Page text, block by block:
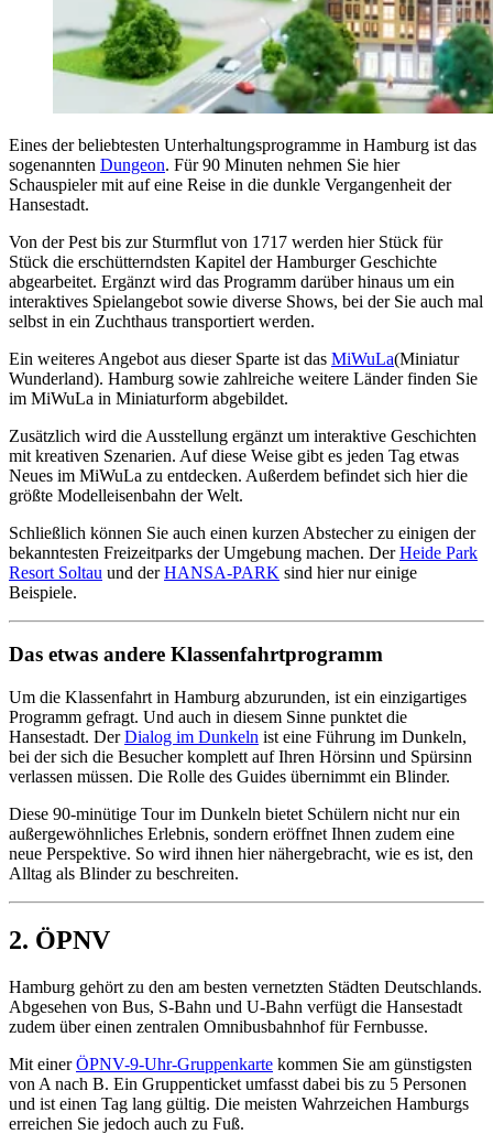
Eines der beliebtesten Unterhaltungsprogramme in Hamburg ist das
sogenannten Dungeon. Für 90 Minuten nehmen Sie hier
Schauspieler mit auf eine Reise in die dunkle Vergangenheit der
Hansestadt.
Von der Pest bis zur Sturmflut von 1717 werden hier Stück für
Stück die erschütterndsten Kapitel der Hamburger Geschichte
abgearbeitet. Ergänzt wird das Programm darüber hinaus um ein
interaktives Spielangebot sowie diverse Shows, bei der Sie auch mal
selbst in ein Zuchthaus transportiert werden.
Ein weiteres Angebot aus dieser Sparte ist das MiWuLa(Miniatur
Wunderland). Hamburg sowie zahlreiche weitere Länder finden Sie
im MiWuLa in Miniaturform abgebildet.
Zusätzlich wird die Ausstellung ergänzt um interaktive Geschichten
mit kreativen Szenarien. Auf diese Weise gibt es jeden Tag etwas
Neues im MiWuLa zu entdecken. Außerdem befindet sich hier die
größte Modelleisenbahn der Welt.
Schließlich können Sie auch einen kurzen Abstecher zu einigen der
bekanntesten Freizeitparks der Umgebung machen. DerHeide Park
Resort Soltau und derHANSA-PARK sind hier nur einige
Beispiele.
Das etwas andere Klassenfahrtprogramm
Um die Klassenfahrt in Hamburg abzurunden, ist ein einzigartiges
Programm gefragt. Und auch in diesem Sinne punktet die
Hansestadt. DerDialog im Dunkeln ist eine Führung im Dunkeln,
bei der sich die Besucher komplett auf Ihren Hörsinn und Spürsinn
verlassen müssen. Die Rolle des Guides übernimmt ein Blinder.
Diese 90-minütige Tour im Dunkeln bietet Schülern nicht nur ein
außergewöhnliches Erlebnis, sondern eröffnet Ihnen zudem eine
neue Perspektive. So wird ihnen hier nähergebracht, wie es ist, den
Alltag als Blinder zu beschreiten.
2. ÖPNV
Hamburg gehört zu den am besten vernetzten Städten Deutschlands.
Abgesehen von Bus, S-Bahn und U-Bahn verfügt die Hansestadt
zudem über einen zentralen Omnibusbahnhof für Fernbusse.
Mit einerÖPNV-9-Uhr-Gruppenkarte kommen Sie am günstigsten
von A nach B. Ein Gruppenticket umfasst dabei bis zu 5 Personen
und ist einen Tag lang gültig. Die meisten Wahrzeichen Hamburgs
erreichen Sie jedoch auch zu Fuß.